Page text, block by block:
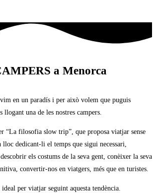
a Menorca
en un paradís i per això volem que puguis
llogant una de les nostres campers.
“La filosofia slow trip”, que proposa viatjar sense
lloc dedicant-li el temps que sigui necessari,
els costums de la seva gent, conèixer la seva
convertir-nos en viatgers, més que en turistes.
per viatjar seguint aquesta tendència.